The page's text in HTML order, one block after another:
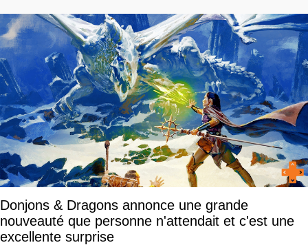
Donjons & Dragons annonce une grande
nouveauté que personne n'attendait et c'est une
excellente surprise